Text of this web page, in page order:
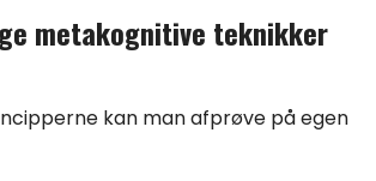
metakognitive teknikker
kan man afprøve på egen